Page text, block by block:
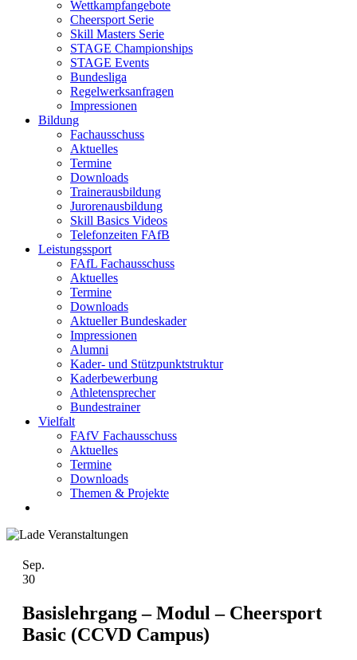
Wettkampfangebote
Cheersport Serie
Skill Masters Serie
STAGE Championships
STAGE Events
Bundesliga
Regelwerksanfragen
Impressionen
Bildung
Fachausschuss
Aktuelles
Termine
Downloads
Trainerausbildung
Jurorenausbildung
Skill Basics Videos
Telefonzeiten FAfB
Leistungssport
FAfL Fachausschuss
Aktuelles
Termine
Downloads
Aktueller Bundeskader
Impressionen
Alumni
Kader- und Stützpunktstruktur
Kaderbewerbung
Athletensprecher
Bundestrainer
Vielfalt
FAfV Fachausschuss
Aktuelles
Termine
Downloads
Themen & Projekte
Sep.
30
Basislehrgang – Modul – Cheersport
Basic (CCVD Campus)